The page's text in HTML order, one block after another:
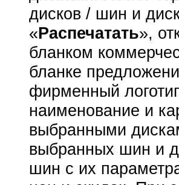
дисков / шин и
«Распечатать»,
бланком
бланке
фирменный
наименование и
выбранными
выбранных шин и
шин с их